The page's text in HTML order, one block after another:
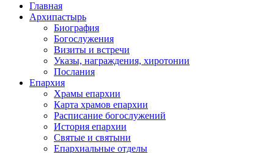
Главная
Архипастырь
Биография
Богослужения
Визиты и встречи
Указы, награждения, хиротонии
Послания
Епархия
Храмы епархии
Карта храмов епархии
Расписание богослужений
История епархии
Святые и святыни
Епархиальные отделы